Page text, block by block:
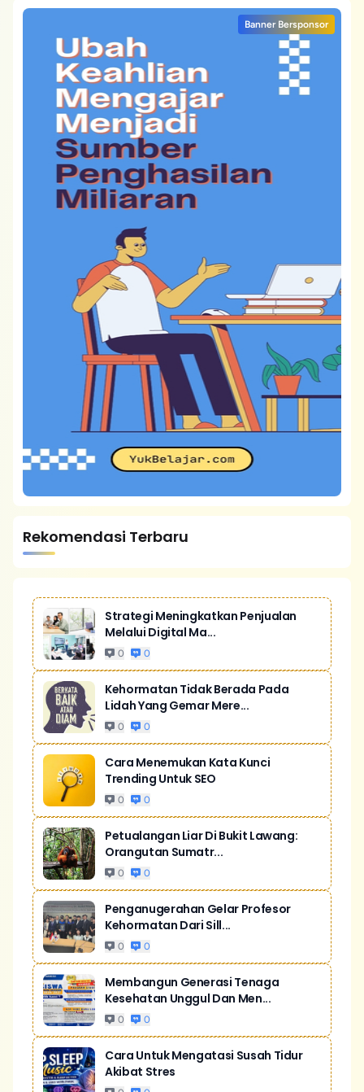
Banner Bersponsor
Rekomendasi Terbaru
Strategi Meningkatkan Penjualan
Melalui Digital Ma...
0 0
Kehormatan Tidak Berada Pada
Lidah Yang Gemar Mere...
0 0
Cara Menemukan Kata Kunci
Trending Untuk SEO
0 0
Petualangan Liar Di Bukit Lawang:
Orangutan Sumatr...
0 0
Penganugerahan Gelar Profesor
Kehormatan Dari Sill...
0 0
Membangun Generasi Tenaga
Kesehatan Unggul Dan Men...
0 0
Cara Untuk Mengatasi Susah Tidur
Akibat Stres